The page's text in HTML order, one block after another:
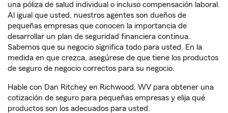
una póliza de salud individual o incluso compensación laboral.
Al igual que usted, nuestros agentes son dueños de
pequeñas empresas que conocen la importancia de
desarrollar un plan de seguridad financiera continua.
Sabemos que su negocio significa todo para usted. En la
medida en que crezca, asegúrese de que tiene los productos
de seguro de negocio correctos para su negocio.
Hable con Dan Ritchey en Richwood, WV para obtener una
cotización de seguro para pequeñas empresas y elija qué
productos son los adecuados para usted.